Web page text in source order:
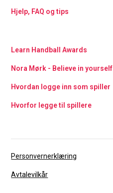
Hjelp, FAQ og tips
Learn Handball Awards
Nora Mørk - Believe in yourself
Hvordan logge inn som spiller
Hvorfor legge til spillere
Personvernerklæring
Avtalevilkår